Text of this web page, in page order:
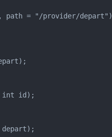
path = "/provider/depart")
;
int id) ;
depart) ;